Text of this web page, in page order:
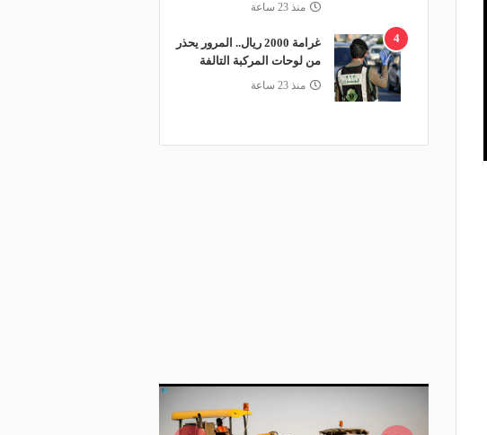
منذ 23 ساعة
4
غرامة 2000 ريال.. المرور يحذر
من لوحات المركبة التالفة
منذ 23 ساعة